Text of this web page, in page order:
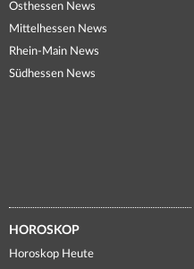
Osthessen News
Mittelhessen News
Rhein-Main News
Südhessen News
HOROSKOP
Horoskop Heute